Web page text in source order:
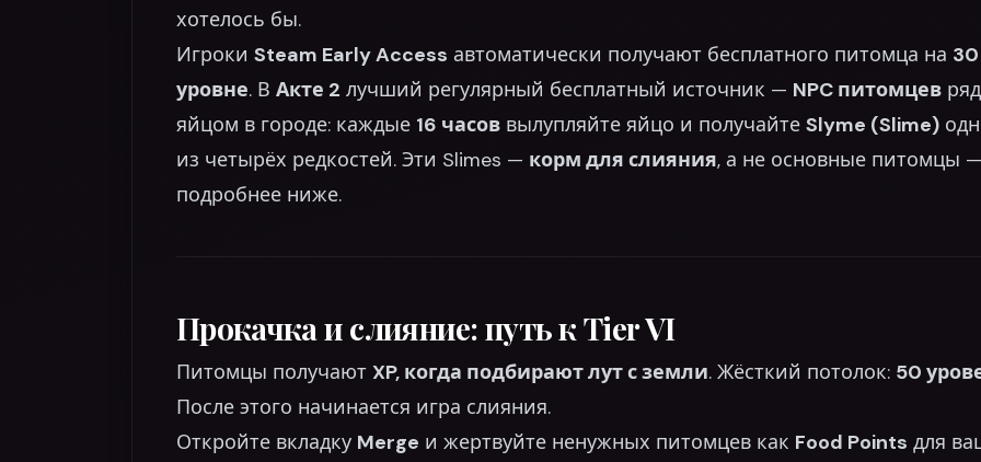
хотелось бы.
Игроки Steam Early Access автоматически получают бесплатного питомца на 30
уровне. В Акте 2 лучший регулярный бесплатный источник — NPC питомцев
яйцом в городе: каждые 16 часов вылупляйте яйцо и получайте Slyme (Slime)
из четырёх редкостей. Эти Slimes — корм для слияния, а не основные питомцы —
подробнее ниже.
Прокачка и слияние: путь к Tier VI
Питомцы получают XP, когда подбирают лут с земли. Жёсткий потолок: 50
После этого начинается игра слияния.
Откройте вкладку Merge и жертвуйте ненужных питомцев как Food Points для